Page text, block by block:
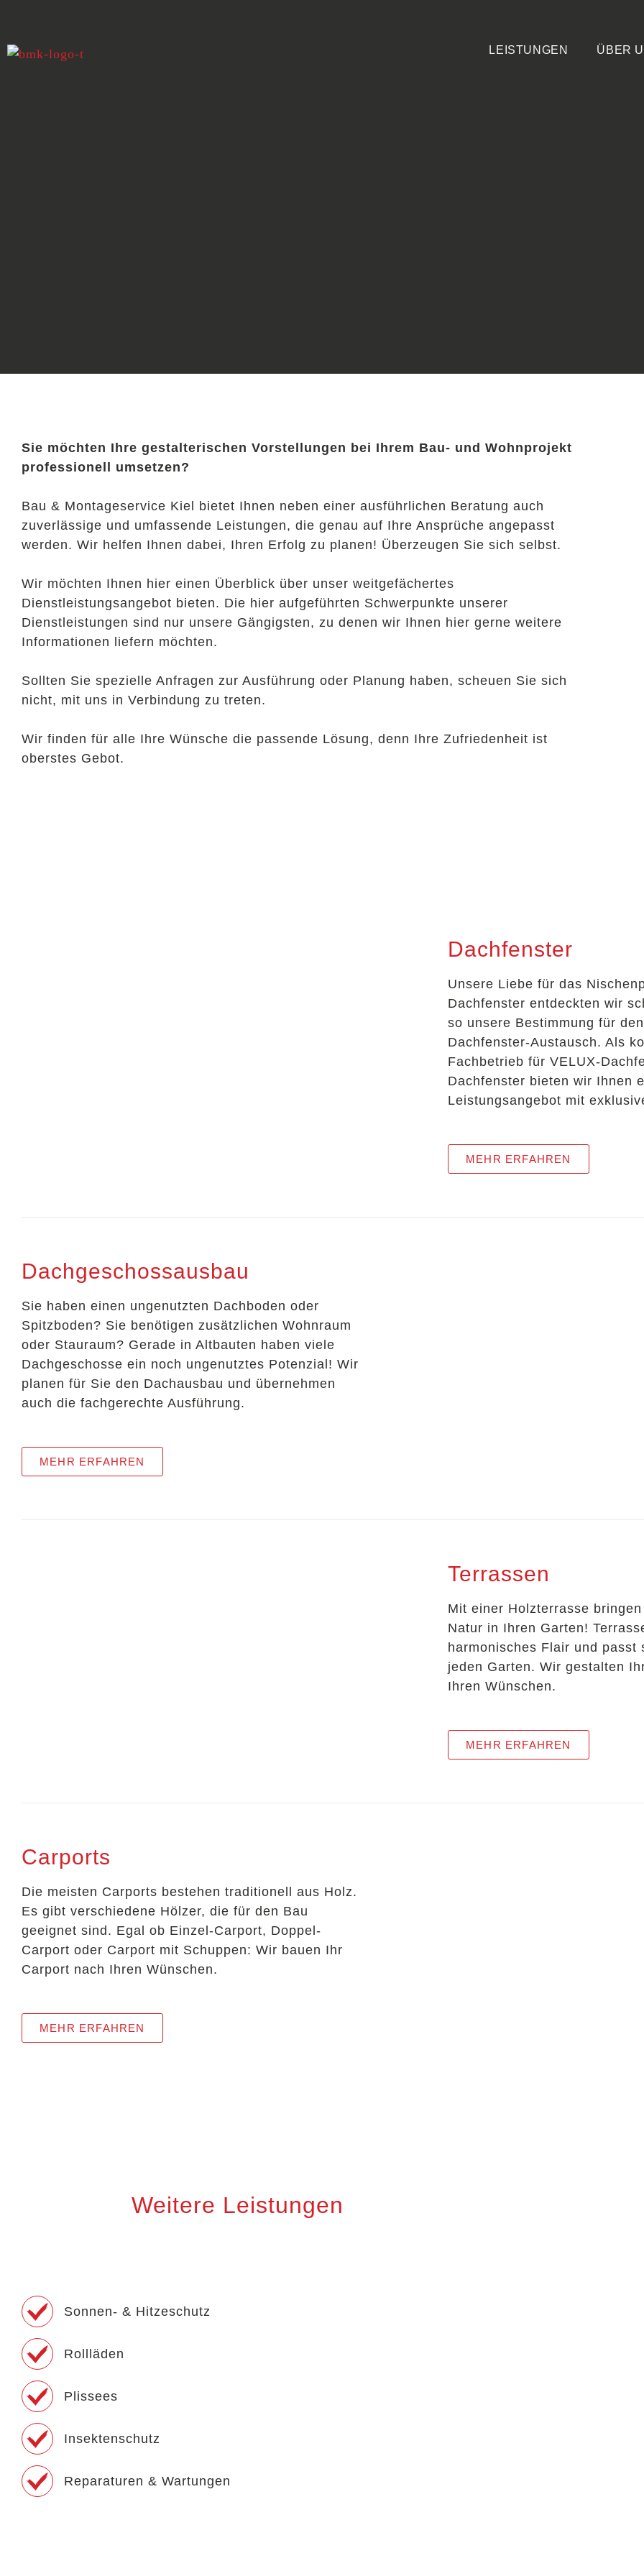
LEISTUNGEN ÜBER
Sie möchten Ihre gestalterischen Vorstellungen bei Ihrem Bau- und Wohnprojekt
professionell umsetzen?
Bau & Montageservice Kiel bietet Ihnen neben einer ausführlichen Beratung auch
zuverlässige und umfassende Leistungen, die genau auf Ihre Ansprüche angepasst
werden. Wir helfen Ihnen dabei, Ihren Erfolg zu planen! Überzeugen Sie sich selbst.
Wir möchten Ihnen hier einen Überblick über unser weitgefächertes
Dienstleistungsangebot bieten. Die hier aufgeführten Schwerpunkte unserer
Dienstleistungen sind nur unsere Gängigsten, zu denen wir Ihnen hier gerne weitere
Informationen liefern möchten.
Sollten Sie spezielle Anfragen zur Ausführung oder Planung haben, scheuen Sie sich
nicht, mit uns in Verbindung zu treten.
Wir finden für alle Ihre Wünsche die passende Lösung, denn Ihre Zufriedenheit ist
oberstes Gebot.
Dachfenster
Unsere Liebe für das
Dachfenster entdeckten wir
so unsere Bestimmung für
Dachfenster-Austausch. Als
Fachbetrieb für VELUX-
Dachfenster bieten wir Ihnen
Leistungsangebot mit
MEHR ERFAHREN
Dachgeschossausbau
Sie haben einen ungenutzten Dachboden oder
Spitzboden? Sie benötigen zusätzlichen Wohnraum
oder Stauraum? Gerade in Altbauten haben viele
Dachgeschosse ein noch ungenutztes Potenzial! Wir
planen für Sie den Dachausbau und übernehmen
auch die fachgerechte Ausführung.
MEHR ERFAHREN
Terrassen
Mit einer Holzterrasse
Natur in Ihren Garten!
harmonisches Flair und passt
jeden Garten. Wir gestalten
Ihren Wünschen.
MEHR ERFAHREN
Carports
Die meisten Carports bestehen traditionell aus Holz.
Es gibt verschiedene Hölzer, die für den Bau
geeignet sind. Egal ob Einzel-Carport, Doppel-
Carport oder Carport mit Schuppen: Wir bauen Ihr
Carport nach Ihren Wünschen.
MEHR ERFAHREN
Weitere Leistungen
Sonnen- & Hitzeschutz
Rollläden
Plissees
Insektenschutz
Reparaturen & Wartungen